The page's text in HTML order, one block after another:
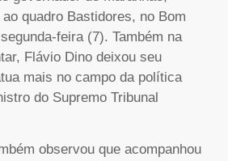
quadro Bastidores, no Bom
feira (7). Também na
Flávio Dino deixou seu
mais no campo da política
do Supremo Tribunal
observou que acompanhou